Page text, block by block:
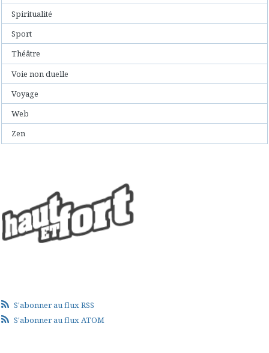
Spiritualité
Sport
Théâtre
Voie non duelle
Voyage
Web
Zen
S'abonner au flux RSS
S'abonner au flux ATOM